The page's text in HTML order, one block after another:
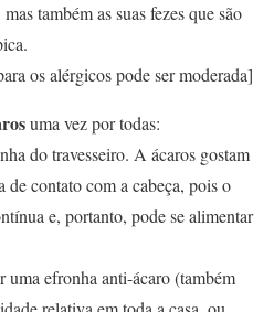
também as suas fezes que são
os alérgicos pode ser moderada]
uma vez por todas:
do travesseiro. A ácaros gostam
de contato com a cabeça, pois o
e, portanto, pode se alimentar
uma efronha anti-ácaro (também